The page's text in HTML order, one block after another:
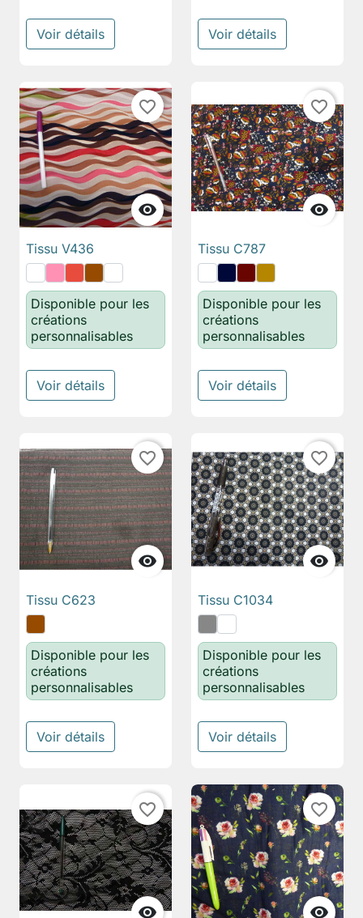
Voir détails Voir détails

favorite_border
Tissu V436
Disponible pour les
créations
personnalisables
Voir détails

favorite_border
Tissu C787
Disponible pour les
créations
personnalisables
Voir détails

favorite_border
Tissu C623
Disponible pour les
créations
personnalisables
Voir détails

favorite_border
Tissu C1034
Disponible pour les
créations
personnalisables
Voir détails

favorite_border

favorite_border